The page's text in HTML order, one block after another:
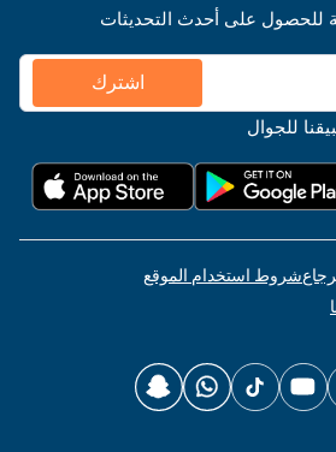
للحصول على أحدث التحديثات
اشترك
للجوال
شروط استخدام الموقع